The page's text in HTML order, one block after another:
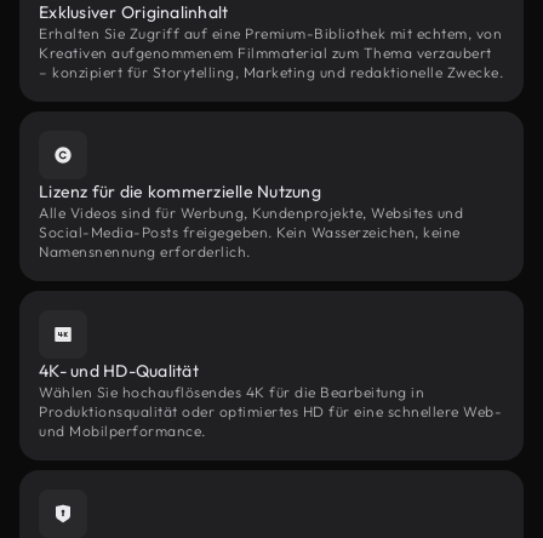
Exklusiver Originalinhalt
Erhalten Sie Zugriff auf eine Premium-Bibliothek mit echtem, von
Kreativen aufgenommenem Filmmaterial zum Thema verzaubert
– konzipiert für Storytelling, Marketing und redaktionelle Zwecke.
Lizenz für die kommerzielle Nutzung
Alle Videos sind für Werbung, Kundenprojekte, Websites und
Social-Media-Posts freigegeben. Kein Wasserzeichen, keine
Namensnennung erforderlich.
4K- und HD-Qualität
Wählen Sie hochauflösendes 4K für die Bearbeitung in
Produktionsqualität oder optimiertes HD für eine schnellere Web-
und Mobilperformance.